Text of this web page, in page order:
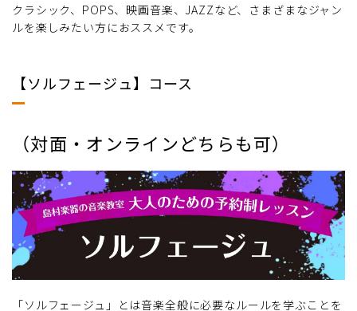
クラシック、POPS、映画音楽、JAZZなど、さまざまなジャン
ルを楽しみたい方におススメです。
【ソルフェージュ】コース
（対面・オンラインどちらも可）
「ソルフェージュ」とは音楽全般に必要なルールを学ぶことを